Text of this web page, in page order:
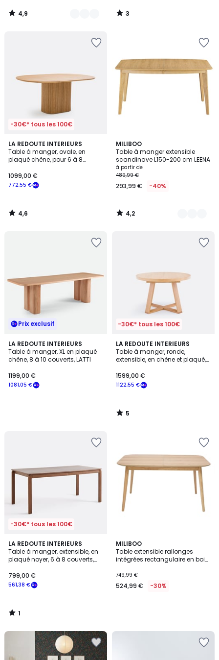
4,9
/
3
/
-30€* tous les 100€
LA REDOUTE INTERIEURS
Table à manger, ovale, en
plaqué chêne, pour 6 à 8
772,55 €
1099,00 €
4,6
/ 5
4,6
/
MILIBOO
Table à manger extensible
scandinave L150-200 cm LEENA
à partir de
489,99 €
293,99 € -40%
4,2
/ 5
3
Couleurs
4,2
/
Prix exclusif
LA REDOUTE INTERIEURS
Table à manger, XL en plaqué
chêne, 8 à 10 couverts, LATTI
1081,05 €
1199,00 €
-30€* tous les 100€
LA REDOUTE INTERIEURS
Table à manger, ronde,
extensible, en chêne et plaqué,
1122,55 €
1599,00 €
5
/
5
5
/
-30€* tous les 100€
LA REDOUTE INTERIEURS
Table à manger, extensible, en
plaqué noyer, 6 à 8 couverts,
561,38 €
799,00 €
1
/
5
1
/
MILIBOO
Table extensible rallonges
intégrées rectangulaire en bois
749,99 €
524,99 € -30%